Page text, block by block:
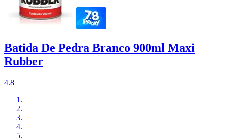
Batida De Pedra Branco 900ml Maxi
Rubber
4.8